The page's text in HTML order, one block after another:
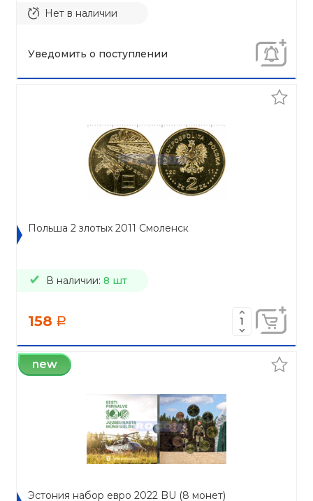
Нет в наличии
Уведомить о поступлении
Польша 2 злотых 2011 Смоленск
В наличии: 8 шт
158 a
new
Эстония набор евро 2022 BU (8 монет)